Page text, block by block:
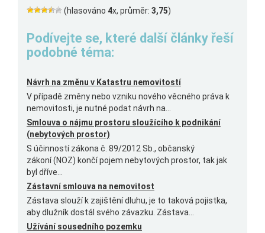
(hlasováno 4x, průměr: 3,75)
Podívejte se, které další články řeší
podobné téma:
Návrh na změnu v Katastru nemovitostí
V případě změny nebo vzniku nového věcného práva k
nemovitosti, je nutné podat návrh na...
Smlouva o nájmu prostoru sloužícího k podnikání
(nebytových prostor)
S účinností zákona č. 89/2012 Sb., občanský
zákoní (NOZ) končí pojem nebytových prostor, tak jak
byl dříve...
Zástavní smlouva na nemovitost
Zástava slouží k zajištění dluhu, je to taková pojistka,
aby dlužník dostál svého závazku. Zástava...
Užívání sousedního pozemku